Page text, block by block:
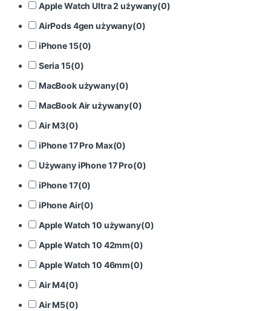
Apple Watch Ultra 2 używany(0)
AirPods 4gen używany(0)
iPhone 15(0)
Seria 15(0)
MacBook używany(0)
MacBook Air używany(0)
Air M3(0)
iPhone 17 Pro Max(0)
Używany iPhone 17 Pro(0)
iPhone 17(0)
iPhone Air(0)
Apple Watch 10 używany(0)
Apple Watch 10 42mm(0)
Apple Watch 10 46mm(0)
Air M4(0)
Air M5(0)